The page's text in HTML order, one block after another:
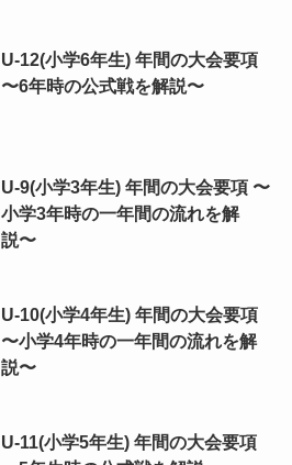
U-12(小学6年生) 年間の大会要項
〜6年時の公式戦を解説〜
U-9(小学3年生) 年間の大会要項 〜
小学3年時の一年間の流れを解
説〜
U-10(小学4年生) 年間の大会要項
〜小学4年時の一年間の流れを解
説〜
U-11(小学5年生) 年間の大会要項